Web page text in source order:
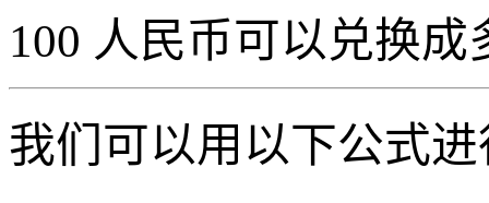
100 人民币可以兑换成
我们可以用以下公式